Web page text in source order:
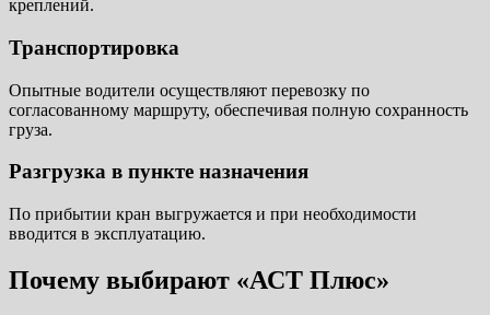
креплений.
Транспортировка
Опытные водители осуществляют перевозку по
согласованному маршруту, обеспечивая полную сохранность
груза.
Разгрузка в пункте назначения
По прибытии кран выгружается и при необходимости
вводится в эксплуатацию.
Почему выбирают «АСТ Плюс»